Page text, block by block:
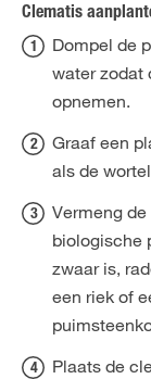
Clematis
Dompel de
water zodat
opnemen.
Graaf een
als de
Vermeng
biologische
zwaar is,
een riek of
Plaats de